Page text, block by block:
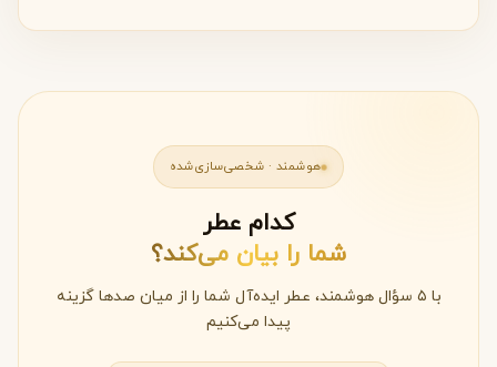
هوشمند · شخصی‌سازی‌شده
کدام عطر
شما را بیان می‌کند؟
با ۵ سؤال هوشمند، عطر ایده‌آل شما را از میان صدها گزینه
پیدا می‌کنیم